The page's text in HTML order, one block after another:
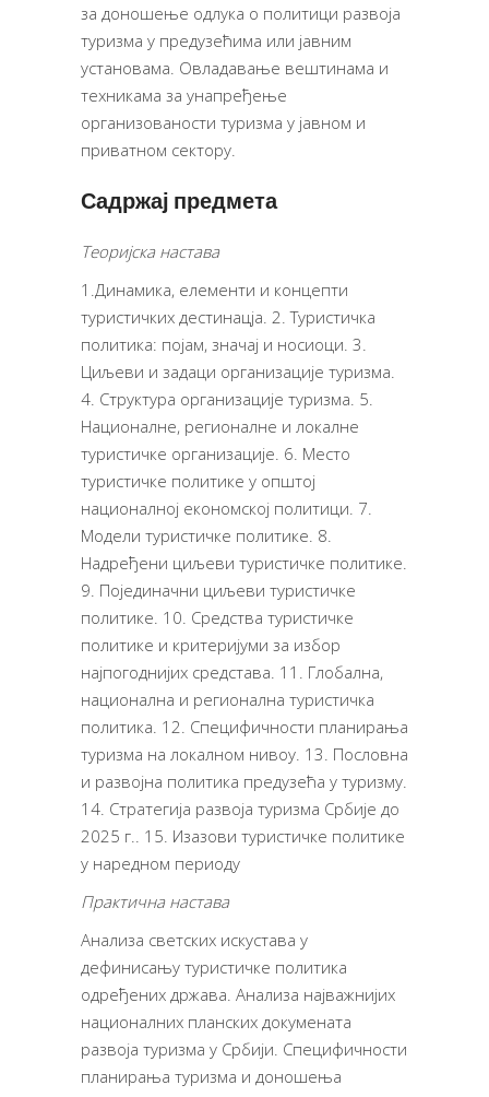
за доношење одлука о политици развоја
туризма у предузећима или јавним
установама. Овладавање вештинама и
техникама за унапређење
организованости туризма у јавном и
приватном сектору.
Садржај предмета
Теоријска настава
1.Динамика, елементи и концепти
туристичких дестинацја. 2. Туристичка
политика: појам, значај и носиоци. 3.
Циљеви и задаци организације туризма.
4. Структура организације туризма. 5.
Националне, регионалне и локалне
туристичке организације. 6. Место
туристичке политике у општој
националној економској политици. 7.
Модели туристичке политике. 8.
Надређени циљеви туристичке политике.
9. Појединачни циљеви туристичке
политике. 10. Средства туристичке
политике и критеријуми за избор
најпогоднијих средстава. 11. Глобална,
национална и регионална туристичка
политика. 12. Специфичности планирања
туризма на локалном нивоу. 13. Пословна
и развојна политика предузећа у туризму.
14. Стратегија развоја туризма Србије до
2025 г.. 15. Изазови туристичке политике
у наредном периоду
Практична настава
Анализа светских искустава у
дефинисању туристичке политика
одређених држава. Анализа најважнијих
националних планских докумената
развоја туризма у Србији. Специфичности
планирања туризма и доношења